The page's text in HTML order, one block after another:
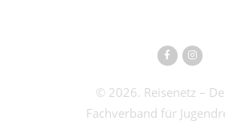
© 2026. Reisenetz –
Fachverband für